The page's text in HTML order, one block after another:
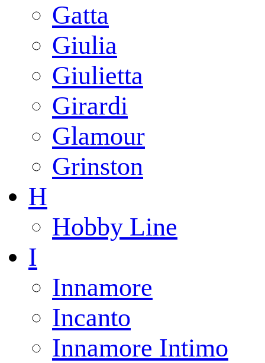
Gatta
Giulia
Giulietta
Girardi
Glamour
Grinston
H
Hobby Line
I
Innamore
Incanto
Innamore Intimo